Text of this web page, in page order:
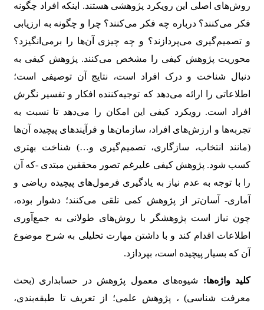
روش‌های اصلی این رویکرد پژوهشی هستند. اینکه افراد چگونه
فکر می‌کنند؟ درباره چه فکر می‌کنند؟ چرا و چگونه به ارزیابی
و تصمیم‌گیری می‌پردازند؟ و چه چیزی آن‌ها را برمی‌انگیزد؟
محوریت پژوهش کیفی را مشخص می‌کنند. پژوهش کیفی به
دنبال شناخت و درک افراد است، نتایج آن توصیفی است؛
اطلاعاتی را ارائه می‌دهد که توجیه‌کننده افکار و تفسیر نگرش
افراد است. رویکرد کیفی این امکان را می‌دهد تا نسبت به
تجربه‌ها و ارزش‌های افراد، سازمان‌ها و فرآیندهای پیچیده آن‌ها
(مانند انتخاب، سازگاری، تصمیم‌گیری و…) شناخت بهتری
کسب شود. پژوهش کیفی علیرغم تصور محققین مبتدی -که آن
را با توجه به عدم نیاز به یادگیری فرمول‌های پیچیده ریاضی و
آماری- آسان‌تر از پژوهش کمی تلقی می‌کنند؛ دشوار بوده،
چون نیاز است پژوهشگر با روش‌های طولانی به جمع‌آوری
اطلاعات اقدام کند و با داشتن مهارت تحلیلی به شرح موضوع
آن که بسیار پیچیده است، بپردازد.
کلید واژه‌ها: شیوه‌های معمول پژوهش در حسابداری (بحث
معرفت شناسی) ، پژوهش علمی؛ از تعریف تا طبقه‌بندی،